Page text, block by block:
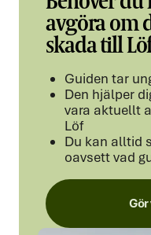
avgöra om
skada till
Guiden tar
Den hjälper
vara aktuellt
Löf
Du kan alltid
oavsett vad
Gör